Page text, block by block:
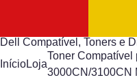
Dell Compatível , Toners e
InícioLoja
Toner Compatível
3000CN/3100CN